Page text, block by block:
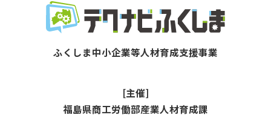
[主催]
福島県商工労働部産業人材育成課